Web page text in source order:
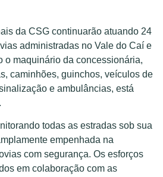
da CSG continuarão atuando 24
administradas no Vale do Caí e
o maquinário da concessionária,
caminhões, guinchos, veículos de
e ambulâncias, está
todas as estradas sob sua
empenhada na
com segurança. Os esforços
em colaboração com as